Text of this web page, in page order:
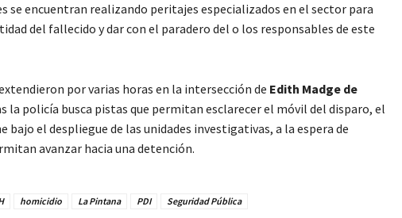
se encuentran realizando peritajes especializados en el sector para
del fallecido y dar con el paradero del o los responsables de este
por varias horas en la intersección de Edith Madge de
la policía busca pistas que permitan esclarecer el móvil del disparo, el
bajo el despliegue de las unidades investigativas, a la espera de
avanzar hacia una detención.
homicidio La Pintana PDI Seguridad Pública